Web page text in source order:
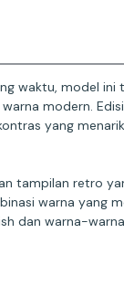
waktu, model
modern.
yang
tampilan retro
warna yang
warna-